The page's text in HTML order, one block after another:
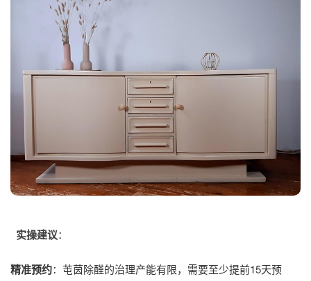
实操建议：
精准预约：芚茵除醛的治理产能有限，需要至少提前15天预